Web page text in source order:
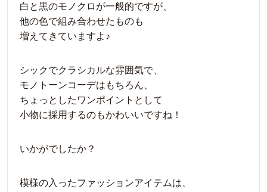
白と黒のモノクロが一般的ですが、
他の色で組み合わせたものも
増えてきていますよ♪
シックでクラシカルな雰囲気で、
モノトーンコーデはもちろん、
ちょっとしたワンポイントとして
小物に採用するのもかわいいですね！
いかがでしたか？
模様の入ったファッションアイテムは、